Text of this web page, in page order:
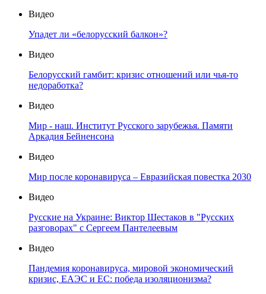
Видео
Упадет ли «белорусский балкон»?
Видео
Белорусский гамбит: кризис отношений или чья-то
недоработка?
Видео
Мир - наш. Институт Русского зарубежья. Памяти
Аркадия Бейненсона
Видео
Мир после коронавируса – Евразийская повестка 2030
Видео
Русские на Украине: Виктор Шестаков в "Русских
разговорах" с Сергеем Пантелеевым
Видео
Пандемия коронавируса, мировой экономический
кризис, ЕАЭС и ЕС: победа изоляционизма?